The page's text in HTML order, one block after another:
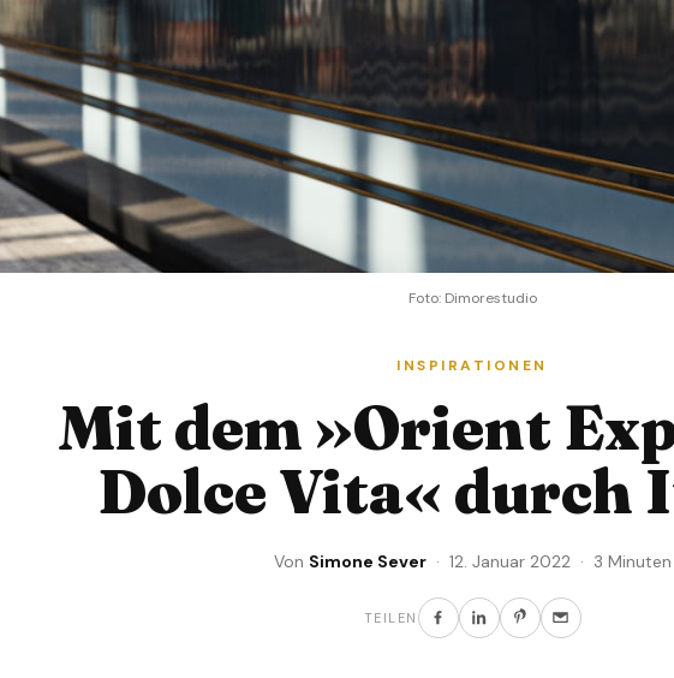
Foto: Dimorestudio
INSPIRATIONEN
Mit dem »Orient
Dolce Vita« durch
Von Simone Sever· 12. Januar 2022 · 3 Minuten
TEILEN